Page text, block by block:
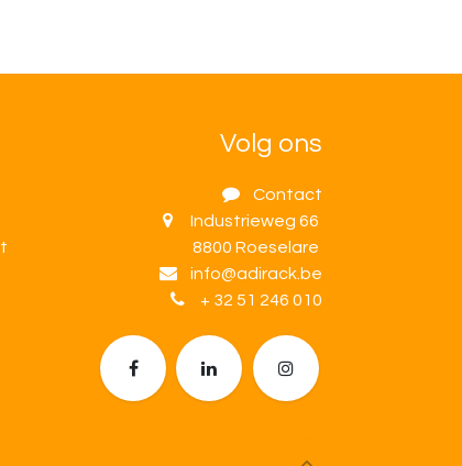
Volg ons
Contact
Industrieweg 66
8800 Roeselare
info@adirack.be
+ 32 51 246 010